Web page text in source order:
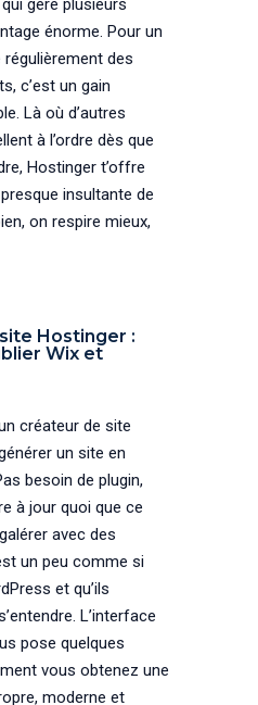
gère plusieurs
énorme. Pour un
des
c’est un gain
Là où d’autres
à l’ordre dès que
Hostinger t’offre
insultante de
on respire mieux,
Hostinger :
Wix et
créateur de site
un site en
besoin de plugin,
à jour quoi que ce
avec des
un peu comme si
et qu’ils
L’interface
pose quelques
vous obtenez une
moderne et